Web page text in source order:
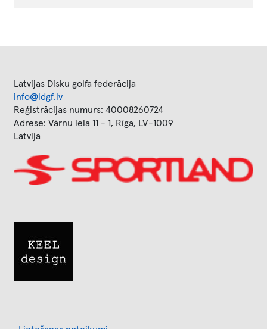
Latvijas Disku golfa federācija
info@ldgf.lv
Reģistrācijas numurs: 40008260724
Adrese: Vārnu iela 11 - 1, Rīga, LV-1009
Latvija
Image